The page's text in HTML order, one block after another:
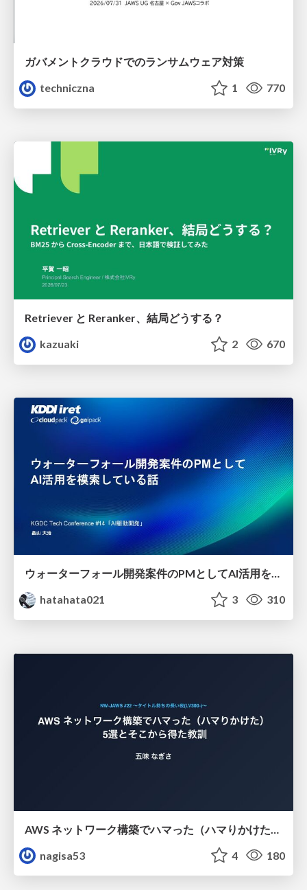
ガバメントクラウドでのランサムウェア対策
techniczna
1 770
Retriever と Reranker、結局どうする？
kazuaki
2 670
ウォーターフォール開発案件のPMとしてAI活用を模索している話
hatahata021
3 310
nagisa53
4 180